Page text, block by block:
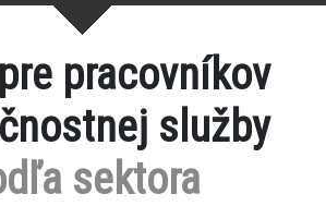
pracovníkov
služby
sektora